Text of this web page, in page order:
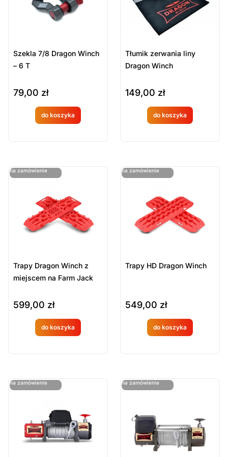
Szekla 7/8 Dragon Winch
– 6 T
79,00 zł
do koszyka
Produkt
na
zamówien
Tłumik zerwania liny
Dragon Winch
149,00 zł
do koszyka
Produkt
na
zamówien
na zamówienie
ostatnie sztuki
Trapy Dragon Winch z
miejscem na Farm Jack
599,00 zł
do koszyka
Produkt
na
zamówien
na zamówienie
ostatnie sztuki
Trapy HD Dragon Winch
549,00 zł
do koszyka
Produkt
na
zamówien
ie
na zamówienie
ostatnie sztuki na zamówienie
ostatnie sztuki